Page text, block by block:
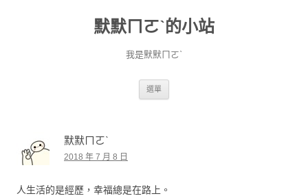
默默ㄇㄛˋ的小站
我是默默ㄇㄛˋ
選單
默默ㄇㄛˋ
2018 年 7 月 8 日
人生活的是經歷，幸福總是在路上。